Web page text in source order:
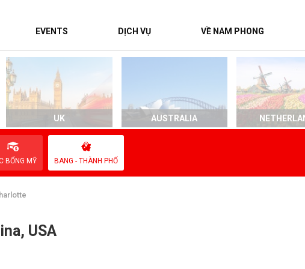
EVENTS DỊCH VỤ VỀ NAM PHONG
UK AUSTRALIA
BỔNG MỸ BANG - THÀNH PHỐ
USA